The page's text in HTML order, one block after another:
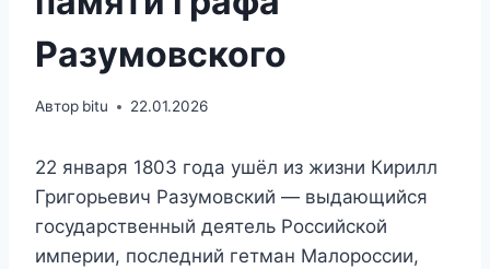
Разумовского
Автор bitu 22.01.2026
22 января 1803 года ушёл из жизни Кирилл
Григорьевич Разумовский — выдающийся
государственный деятель Российской
империи, последний гетман Малороссии,